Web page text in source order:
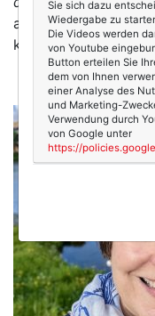
auch für
keinen Deut besser.
Sie sich dazu
Wiedergabe zu
Die Videos werden
von Youtube
Button erteilen Sie
dem von Ihnen
einer Analyse des
und Marketing-
Verwendung durch
von Google unter
https://